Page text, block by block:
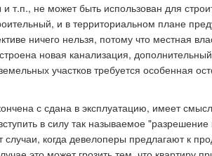
т.п., не может быть использован для
и в территориальном плане
ничего нельзя, потому что местная
новая канализация,
участков требуется особенная
с сдана в эксплуатацию, имеет
в силу так называемое
когда девелоперы предлагают к